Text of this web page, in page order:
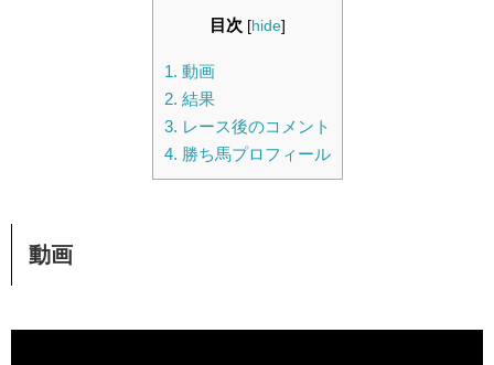
目次 [hide]
1. 動画
2. 結果
3. レース後のコメント
4. 勝ち馬プロフィール
動画